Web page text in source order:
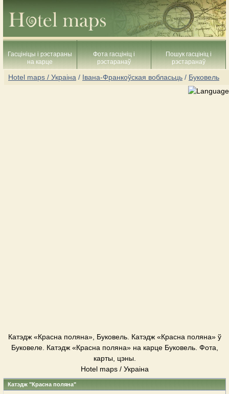
Гасцініцы і рэстараны
на карце
Фота гасцініц і
рэстаранаў
Пошук гасцініц і
рэстаранаў
Hotel maps / Украіна / Івана-Франкоўская вобласьць / Буковель
Катэдж «Красна поляна», Буковель. Катэдж «Красна поляна» ў
Буковеле. Катэдж «Красна поляна» на карце Буковель. Фота,
карты, цэны.
Hotel maps / Украіна
Катэдж "Красна поляна"